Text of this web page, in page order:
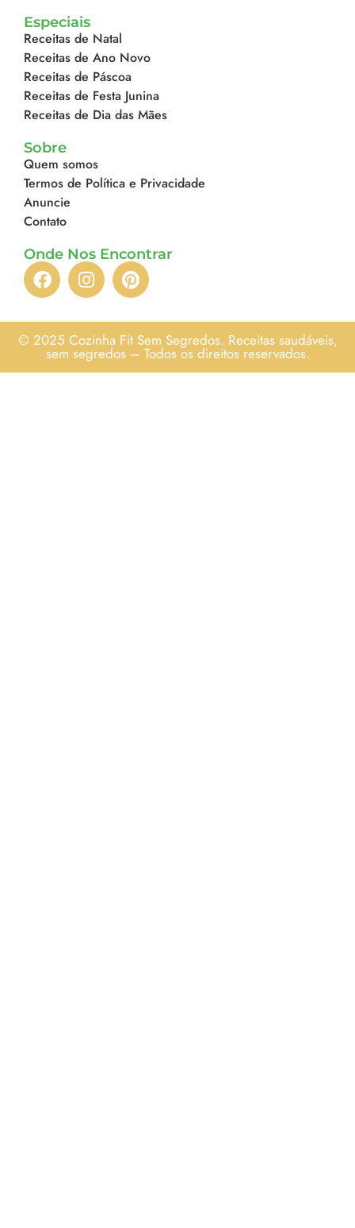
Especiais
Receitas de Natal
Receitas de Ano Novo
Receitas de Páscoa
Receitas de Festa Junina
Receitas de Dia das Mães
Sobre
Quem somos
Termos de Política e Privacidade
Anuncie
Contato
Onde Nos Encontrar
© 2025 Cozinha Fit Sem Segredos. Receitas saudáveis,
sem segredos – Todos os direitos reservados.